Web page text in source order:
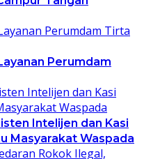
Perumdam
Intelijen dan Kasi
Masyarakat Waspada